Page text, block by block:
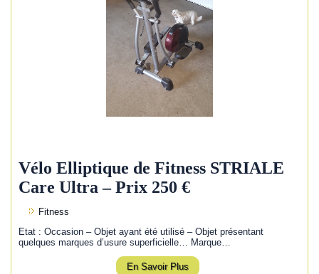
Vélo Elliptique de Fitness STRIALE
Care Ultra – Prix 250 €
Fitness
Etat : Occasion – Objet ayant été utilisé – Objet présentant
quelques marques d’usure superficielle… Marque…
En Savoir Plus